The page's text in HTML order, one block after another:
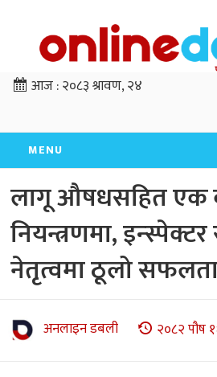
आज :२०८३ श्रावण, २४
MENU
लागू औषधसहित एक
नियन्त्रणमा,
नेतृत्वमा ठूलो
अनलाइन डबली २०८२